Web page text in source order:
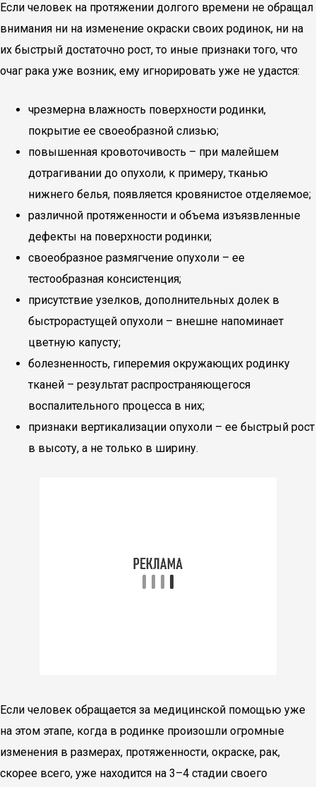
Если человек на протяжении долгого времени не обращал
внимания ни на изменение окраски своих родинок, ни на
их быстрый достаточно рост, то иные признаки того, что
очаг рака уже возник, ему игнорировать уже не удастся:
чрезмерна влажность поверхности родинки,
покрытие ее своеобразной слизью;
повышенная кровоточивость – при малейшем
дотрагивании до опухоли, к примеру, тканью
нижнего белья, появляется кровянистое отделяемое;
различной протяженности и объема изъязвленные
дефекты на поверхности родинки;
своеобразное размягчение опухоли – ее
тестообразная консистенция;
присутствие узелков, дополнительных долек в
быстрорастущей опухоли – внешне напоминает
цветную капусту;
болезненность, гиперемия окружающих родинку
тканей – результат распространяющегося
воспалительного процесса в них;
признаки вертикализации опухоли – ее быстрый рост
в высоту, а не только в ширину.
Если человек обращается за медицинской помощью уже
на этом этапе, когда в родинке произошли огромные
изменения в размерах, протяженности, окраске, рак,
скорее всего, уже находится на 3–4 стадии своего